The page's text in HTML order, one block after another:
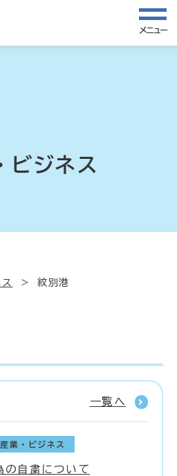
メニュー
ビジネス
紋別港
一覧へ
産業・ビジネス
の自粛について